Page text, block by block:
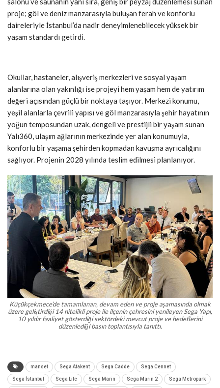
proje; göl ve deniz manzarasıyla buluşan ferah ve konforlu
daireleriyle İstanbul’da nadir deneyimlenebilecek yüksek bir
yaşam standardı getirdi.
Okullar, hastaneler, alışveriş merkezleri ve sosyal yaşam
alanlarına olan yakınlığı ise projeyi hem yaşam hem de yatırım
değeri açısından güçlü bir noktaya taşıyor. Merkezi konumu,
yeşil alanlarla çevrili yapısı ve göl manzarasıyla şehir hayatının
yoğun temposundan uzak, dengeli ve prestijli bir yaşam sunan
Yalı360, ulaşım ağlarının merkezinde yer alan konumuyla,
konforlu bir yaşama şehirden kopmadan kavuşma ayrıcalığını
sağlıyor. Projenin 2028 yılında teslim edilmesi planlanıyor.
Küçükçekmece’de tamamlanan, devam eden ve proje aşamasında olmak
üzere geliştirdiği 14 nitelikli proje ile ilçenin çehresini yenileyen Sega Yapı,
10 yıldır faaliyet gösterdiği sektördeki mevcut proje ve hedeflerini
düzenlediği basın toplantısıyla tanıttı.
manset Sega Atakent Sega Cadde Sega Cennet
Sega İstanbul Sega Life Sega Marin Sega Marin 2 Sega Metropark